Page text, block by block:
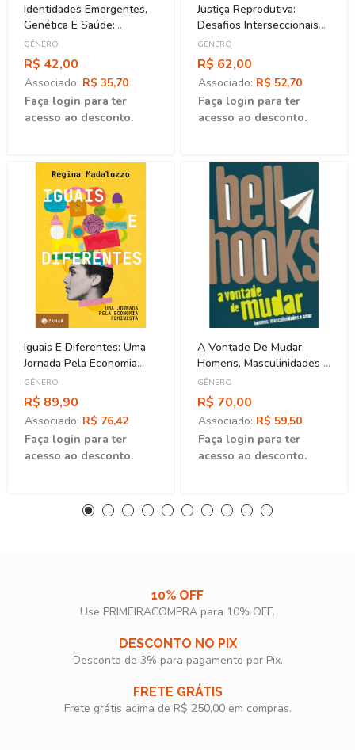
Identidades Emergentes,
Genética E Saúde:
Perspectivas
Antropológicas
GÊNERO
R$ 42,00
Associado: R$ 35,70
Faça login para ter
acesso ao desconto.
Iguais E Diferentes: Uma
Jornada Pela Economia
Feminista
GÊNERO
R$ 89,90
Associado: R$ 76,42
Faça login para ter
acesso ao desconto.
Justiça Reprodutiva:
Desafios Interseccionais
Na Saúde Coletiva
GÊNERO
R$ 62,00
Associado: R$ 52,70
Faça login para ter
acesso ao desconto.
A Vontade De Mudar:
Homens, Masculinidades E
Amor
GÊNERO
R$ 70,00
Associado: R$ 59,50
Faça login para ter
acesso ao desconto.
10% OFF
Use PRIMEIRACOMPRA para 10% OFF.​
DESCONTO NO PIX
Desconto de 3% para pagamento por Pix.
FRETE GRÁTIS
Frete grátis acima de R$ 250,00 em compras.